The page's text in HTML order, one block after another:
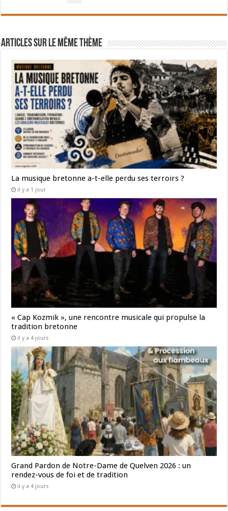
Articles sur le même thème
La musique bretonne a-t-elle perdu ses terroirs ?
il y a 1 jour
« Cap Kozmik », une rencontre musicale qui propulse la
tradition bretonne
il y a 4 jours
Grand Pardon de Notre-Dame de Quelven 2026 : un
rendez-vous de foi et de tradition
il y a 4 jours